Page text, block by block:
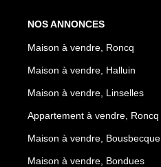
NOS ANNONCES
Maison à vendre, Roncq
Maison à vendre, Halluin
Maison à vendre, Linselles
Appartement à vendre, Roncq
Maison à vendre, Bousbecque
Maison à vendre, Bondues